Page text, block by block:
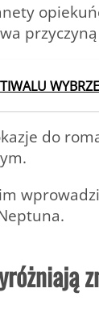
do